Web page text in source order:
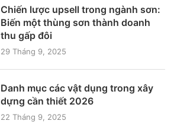
Chiến lược upsell trong ngành sơn:
Biến một thùng sơn thành doanh
thu gấp đôi
29 Tháng 9, 2025
Danh mục các vật dụng trong xây
dựng cần thiết 2026
22 Tháng 9, 2025